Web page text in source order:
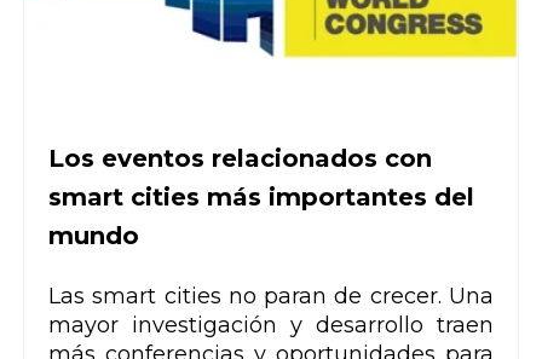
Los eventos relacionados con
smart cities más importantes del
mundo
Las smart cities no paran de crecer. Una
mayor investigación y desarrollo traen